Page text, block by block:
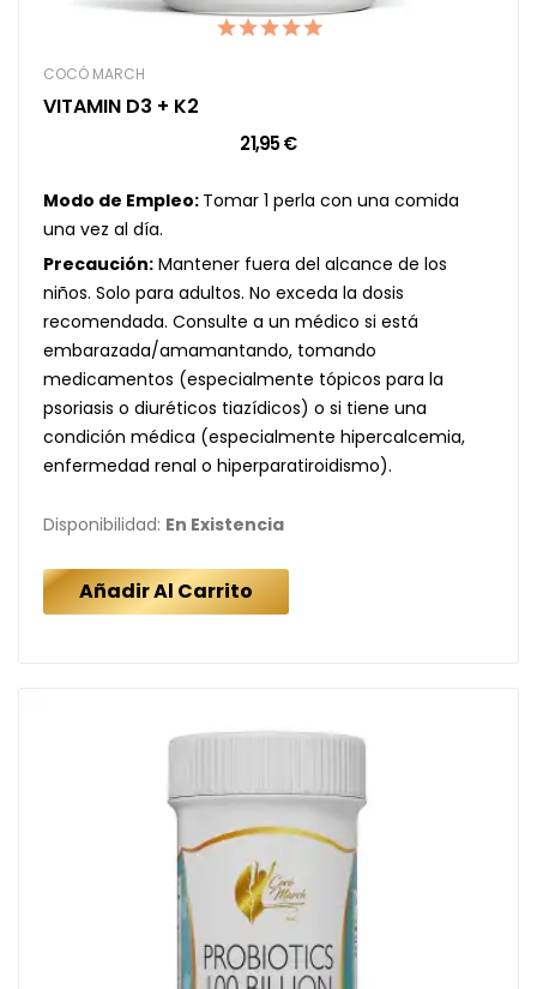
COCÓ MARCH
VITAMIN D3 + K2
21,95 €
Modo de Empleo: Tomar 1 perla con una comida
una vez al día.
Precaución: Mantener fuera del alcance de los
niños. Solo para adultos. No exceda la dosis
recomendada. Consulte a un médico si está
embarazada/amamantando, tomando
medicamentos (especialmente tópicos para la
psoriasis o diuréticos tiazídicos) o si tiene una
condición médica (especialmente hipercalcemia,
enfermedad renal o hiperparatiroidismo).
Disponibilidad: En Existencia
Añadir Al Carrito